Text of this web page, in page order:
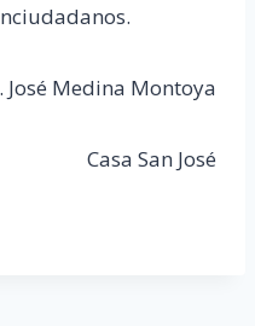
José Medina Montoya
Casa San José